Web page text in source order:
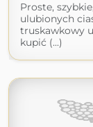
Proste,
ulubionych
truskawkowy
kupić (...)